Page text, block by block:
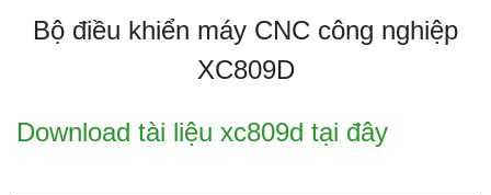
Bộ điều khiển máy CNC công nghiệp
XC809D
Download tài liệu xc809d tại đây